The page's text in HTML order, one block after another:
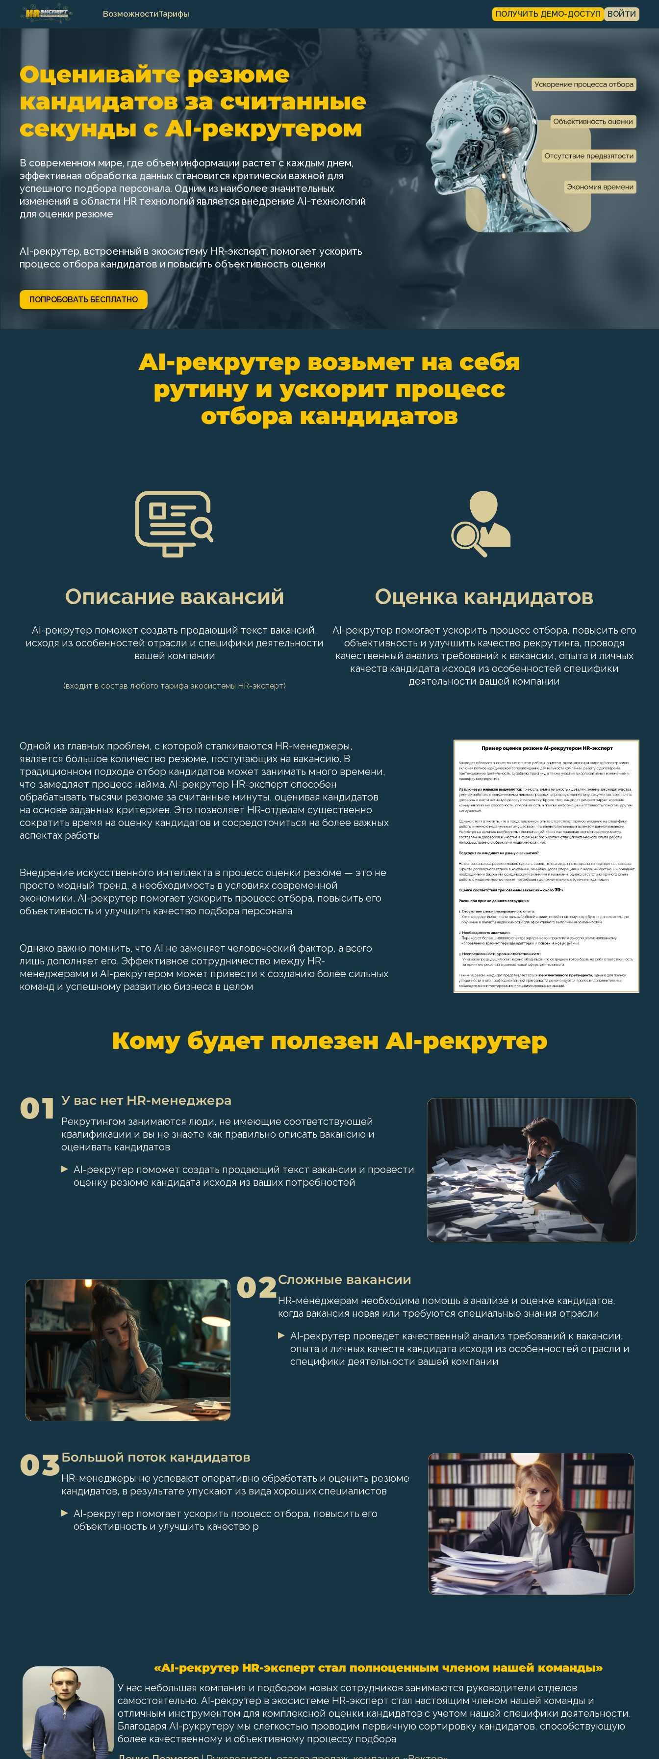
ВозможностиТарифы ПОЛУЧИТЬ ДЕМО-ДОСТУП ВОЙТИ
Оценивайте резюме
кандидатов за считанные
секунды с AI-рекрутером
В современном мире, где объем информации растет с каждым днем,
эффективная обработка данных становится критически важной для
успешного подбора персонала. Одним из наиболее значительных
изменений в области HR технологий является внедрение AI-технологий
для оценки резюме
AI-рекрутер, встроенный в экосистему HR-эксперт, помогает ускорить
процесс отбора кандидатов и повысить объективность оценки
ПОПРОБОВАТЬ БЕСПЛАТНО
AI-рекрутер возьмет на себя
рутину и ускорит процесс
отбора кандидатов
Описание вакансий
AI-рекрутер поможет создать продающий текст вакансий,
исходя из особенностей отрасли и специфики деятельности
вашей компании
(входит в состав любого тарифа экосистемы HR-эксперт)
Оценка кандидатов
AI-рекрутер помогает ускорить процесс отбора, повысить его
объективность и улучшить качество рекрутинга, проводя
качественный анализ требований к вакансии, опыта и личных
качеств кандидата исходя из особенностей специфики
деятельности вашей компании
Одной из главных проблем, с которой сталкиваются HR-менеджеры,
является большое количество резюме, поступающих на вакансию. В
традиционном подходе отбор кандидатов может занимать много времени,
что замедляет процесс найма. AI-рекрутер HR-эксперт способен
обрабатывать тысячи резюме за считанные минуты, оценивая кандидатов
на основе заданных критериев. Это позволяет HR-отделам существенно
сократить время на оценку кандидатов и сосредоточиться на более важных
аспектах работы
Внедрение искусственного интеллекта в процесс оценки резюме — это не
просто модный тренд, а необходимость в условиях современной
экономики. AI-рекрутер помогает ускорить процесс отбора, повысить его
объективность и улучшить качество подбора персонала
Однако важно помнить, что AI не заменяет человеческий фактор, а всего
лишь дополняет его. Эффективное сотрудничество между HR-
менеджерами и AI-рекрутером может привести к созданию более сильных
команд и успешному развитию бизнеса в целом
Кому будет полезен AI-рекрутер
01 У вас нет HR-менеджера
Рекрутингом занимаются люди, не имеющие соответствующей
квалификации и вы не знаете как правильно описать вакансию и
оценивать кандидатов
AI-рекрутер поможет создать продающий текст вакансии и провести
оценку резюме кандидата исходя из ваших потребностей
02Сложные вакансии
HR-менеджерам необходима помощь в анализе и оценке кандидатов,
когда вакансия новая или требуются специальные знания отрасли
AI-рекрутер проведет качественный анализ требований к вакансии,
опыта и личных качеств кандидата исходя из особенностей отрасли и
специфики деятельности вашей компании
03Большой поток кандидатов
HR-менеджеры не успевают оперативно обработать и оценить резюме
кандидатов, в результате упускают из вида хороших специалистов
AI-рекрутер помогает ускорить процесс отбора, повысить его
объективность и улучшить качество р
«AI-рекрутер HR-эксперт стал полноценным членом нашей команды»
У нас небольшая компания и подбором новых сотрудников занимаются руководители отделов
самостоятельно. AI-рекрутер в экосистеме HR-эксперт стал настоящим членом нашей команды и
отличным инструментом для комплексной оценки кандидатов с учетом нашей специфики деятельности.
Благодаря AI-рукрутеру мы слегкостью проводим первичную сортировку кандидатов, способствующую
более качественному и объективному процессу подбора